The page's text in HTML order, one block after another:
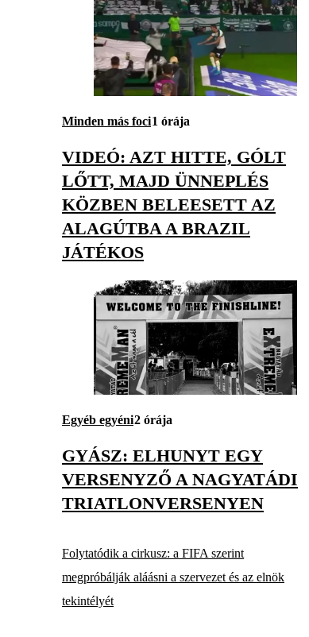
Minden más foci1 órája
VIDEÓ: AZT HITTE, GÓLT
LŐTT, MAJD ÜNNEPLÉS
KÖZBEN BELEESETT AZ
ALAGÚTBA A BRAZIL
JÁTÉKOS
Egyéb egyéni2 órája
GYÁSZ: ELHUNYT EGY
VERSENYZŐ A NAGYATÁDI
TRIATLONVERSENYEN
Folytatódik a cirkusz: a FIFA szerint
megpróbálják aláásni a szervezet és az elnök
tekintélyét